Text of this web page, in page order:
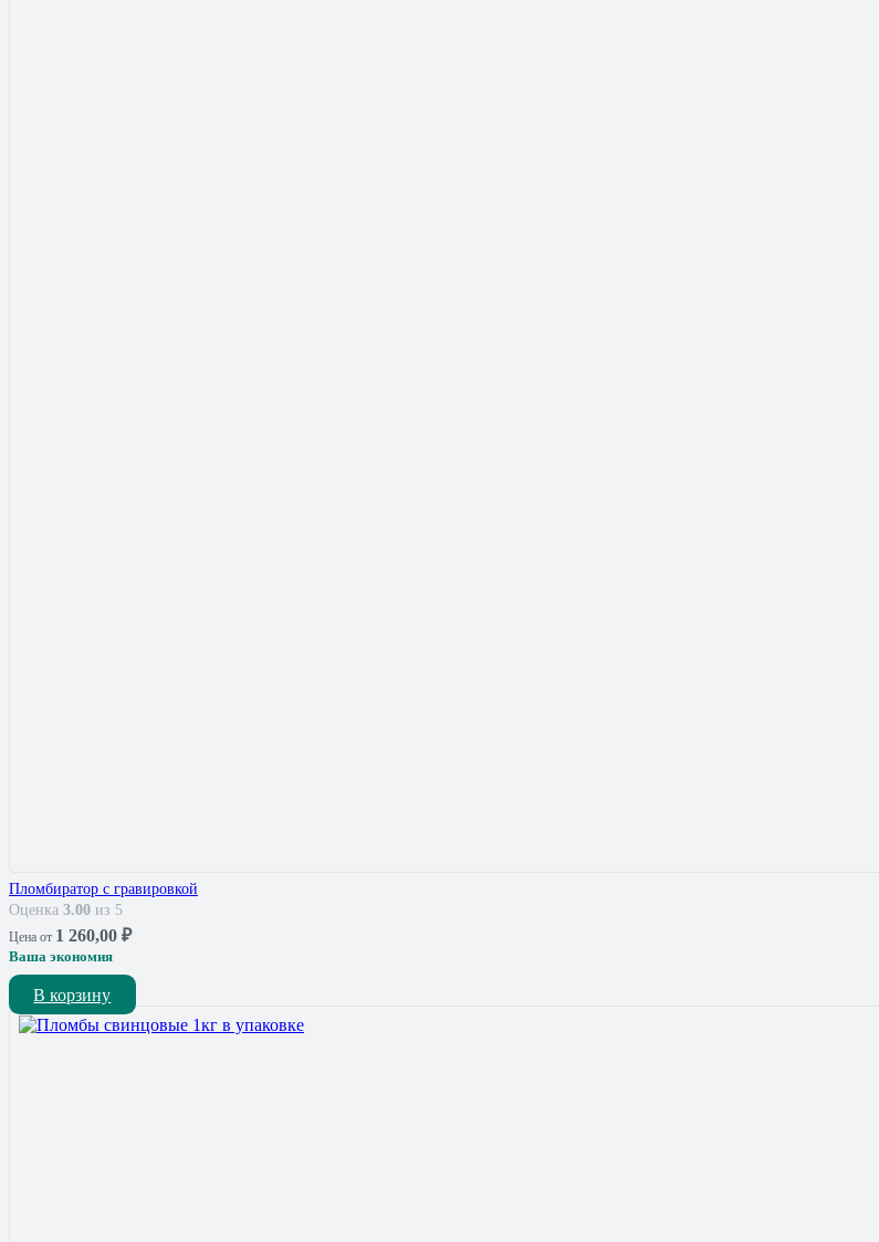
Пломбиратор с гравировкой
Оценка 3.00 из 5
Цена от 1 260,00 ₽
Ваша экономия
В корзину